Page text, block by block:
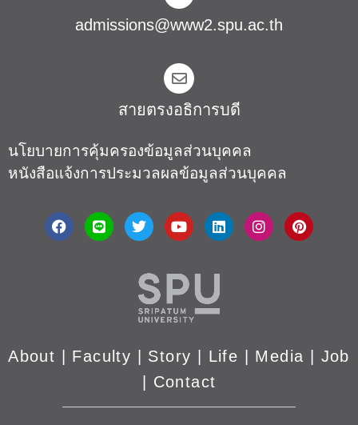
admissions@www2.spu.ac.th
สายตรงอธิการบดี​
นโยบายการคุ้มครองข้อมูลส่วนบุคคล
หนังสือแจ้งการประมวลผลข้อมูลส่วนบุคคล
About Faculty Story | Life | Media
Job
Contact